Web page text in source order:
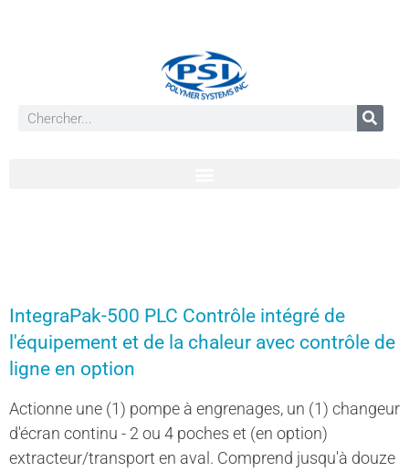
IntegraPak-500 PLC Contrôle intégré de
l'équipement et de la chaleur avec contrôle de
ligne en option
Actionne une (1) pompe à engrenages, un (1) changeur
d'écran continu - 2 ou 4 poches et (en option)
extracteur/transport en aval. Comprend jusqu'à douze